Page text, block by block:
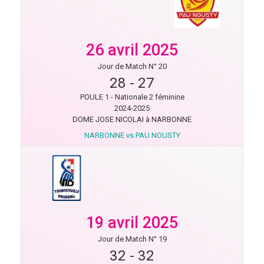
26 avril 2025
Jour de Match N° 20
28 - 27
POULE 1 - Nationale 2 féminine
2024-2025
DOME JOSE NICOLAI à NARBONNE
NARBONNE vs PAU NOUSTY
19 avril 2025
Jour de Match N° 19
32 - 32